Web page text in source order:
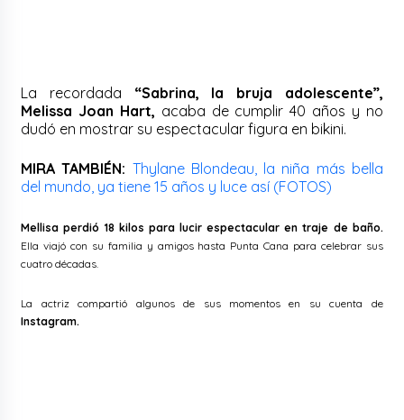
La recordada “Sabrina, la bruja adolescente”,
Melissa Joan Hart, acaba de cumplir 40 años y no
dudó en mostrar su espectacular figura en bikini.
MIRA TAMBIÉN: Thylane Blondeau, la niña más bella
del mundo, ya tiene 15 años y luce así (FOTOS)
Mellisa perdió 18 kilos para lucir espectacular en traje de baño.
Ella viajó con su familia y amigos hasta Punta Cana para celebrar sus
cuatro décadas.
La actriz compartió algunos de sus momentos en su cuenta de
Instagram.